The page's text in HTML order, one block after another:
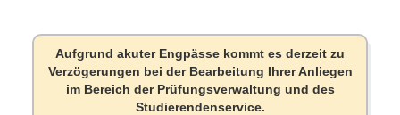
Aufgrund akuter Engpässe kommt es derzeit zu
Verzögerungen bei der Bearbeitung Ihrer Anliegen
im Bereich der Prüfungsverwaltung und des
Studierendenservice.